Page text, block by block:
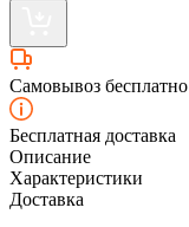
Самовывоз бесплатно
Бесплатная доставка
Описание
Характеристики
Доставка